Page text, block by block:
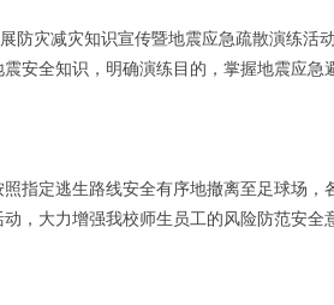
防灾减灾知识宣传暨地震应急疏散演练
安全知识，明确演练目的，掌握地震应急
指定逃生路线安全有序地撤离至足球场
，大力增强我校师生员工的风险防范安